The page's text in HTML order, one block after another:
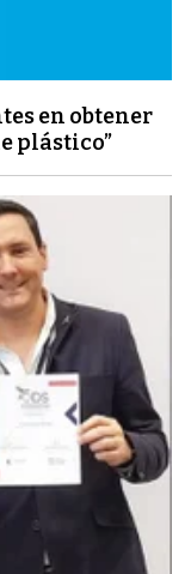
en obtener
plástico”